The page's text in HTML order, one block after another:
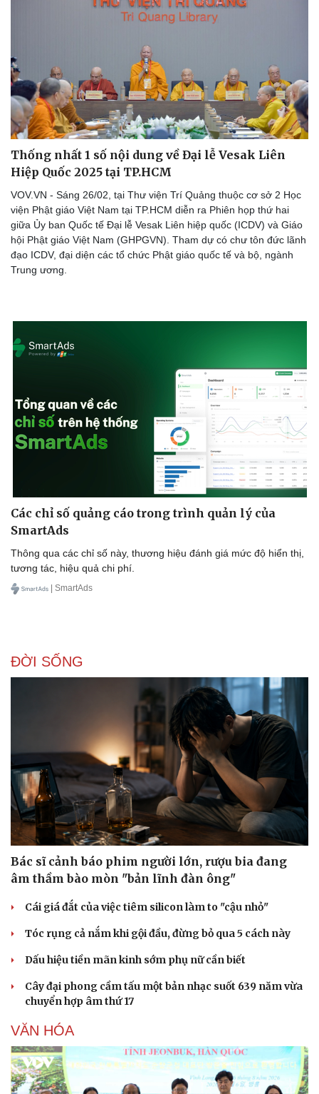
Doanh nghiệp
Thông tin doanh nghiệp
Doanh nghiệp 24h
Doanh nhân
Vì cộng đồng
Công nghệ
Sành điệu
Tin Công nghệ
Trải nghiệm
Chuyển đổi số
Sức khỏe
Dinh dưỡng - món ngon
Đời sống
Nhà đẹp
Thống nhất 1 số nội dung về Đại lễ Vesak Liên
Hiệp Quốc 2025 tại TP.HCM
VOV.VN - Sáng 26/02, tại Thư viện Trí Quảng thuộc cơ sở 2 Học
viện Phật giáo Việt Nam tại TP.HCM diễn ra Phiên họp thứ hai
giữa Ủy ban Quốc tế Đại lễ Vesak Liên hiệp quốc (ICDV) và Giáo
hội Phật giáo Việt Nam (GHPGVN). Tham dự có chư tôn đức lãnh
đạo ICDV, đại diện các tổ chức Phật giáo quốc tế và bộ, ngành
Trung ương.
Các chỉ số quảng cáo trong trình quản lý của
SmartAds
Thông qua các chỉ số này, thương hiệu đánh giá mức độ hiển thị,
tương tác, hiệu quả chi phí.
| SmartAds
ĐỜI SỐNG
Bác sĩ cảnh báo phim người lớn, rượu bia đang
âm thầm bào mòn "bản lĩnh đàn ông"
Cái giá đắt của việc tiêm silicon làm to "cậu nhỏ"
Tóc rụng cả nắm khi gội đầu, đừng bỏ qua 5 cách này
Dấu hiệu tiền mãn kinh sớm phụ nữ cần biết
Cây đại phong cầm tấu một bản nhạc suốt 639 năm vừa
chuyển hợp âm thứ 17
VĂN HÓA